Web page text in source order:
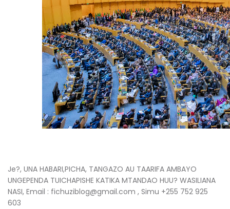
Je?, UNA HABARI,PICHA, TANGAZO AU TAARIFA AMBAYO
UNGEPENDA TUICHAPISHE KATIKA MTANDAO HUU? WASILIANA
NASI, Email : fichuziblog@gmail.com , Simu +255 752 925
603